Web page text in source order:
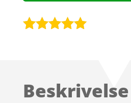
kundebedøm
Beskrivelse